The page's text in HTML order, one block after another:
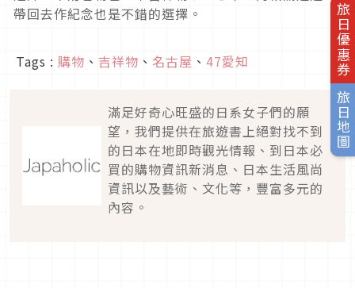
旅日優惠券
旅日地圖
帶回去作紀念也是不錯的選擇。
Tags : 購物 、 吉祥物 、 名古屋 、 47愛知
滿足好奇心旺盛的日系女子們的願
望，我們提供在旅遊書上絕對找不到
的日本在地即時觀光情報、到日本必
買的購物資訊新消息、日本生活風尚
資訊以及藝術、文化等，豐富多元的
內容。